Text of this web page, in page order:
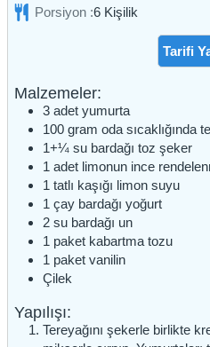
Porsiyon :6 Kişilik
Tarifi
Malzemeler:
3 adet yumurta
100 gram oda sıcaklığında
1+¼ su bardağı toz şeker
1 adet limonun ince
1 tatlı kaşığı limon suyu
1 çay bardağı yoğurt
2 su bardağı un
1 paket kabartma tozu
1 paket vanilin
Çilek
Yapılışı:
Tereyağını şekerle birlikte